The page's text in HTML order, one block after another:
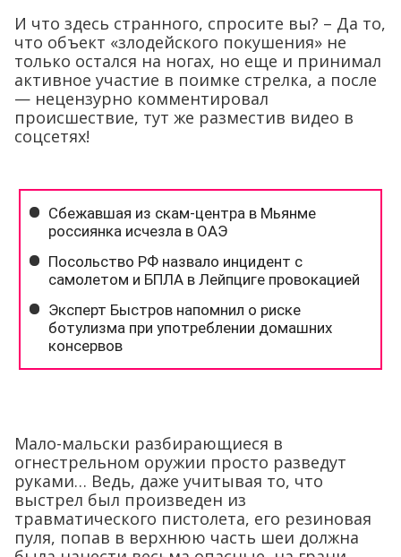
И что здесь странного, спросите вы? – Да то,
что объект «злодейского покушения» не
только остался на ногах, но еще и принимал
активное участие в поимке стрелка, а после
— нецензурно комментировал
происшествие, тут же разместив видео в
соцсетях!
Мало-мальски разбирающиеся в
огнестрельном оружии просто разведут
руками… Ведь, даже учитывая то, что
выстрел был произведен из
травматического пистолета, его резиновая
пуля, попав в верхнюю часть шеи должна